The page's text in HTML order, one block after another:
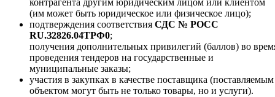
контрагента другим юридическим лицом или клиентом
(им может быть юридическое или физическое лицо);
подтверждения соответствия СДС № РОСС
RU.З2826.04ТРФ0;
получения дополнительных привилегий (баллов) во
проведения тендеров на государственные и
муниципальные заказы;
участия в закупках в качестве поставщика (поставляемым
объектом могут быть не только товары, но и услуги).